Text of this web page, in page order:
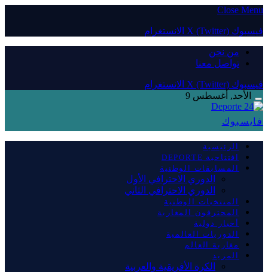
Close Menu
فيسبوك X (Twitter) الانستغرام
من نحن
تواصل معنا
فيسبوك X (Twitter) الانستغرام
الأحد, أغسطس 9
فايسبوك
الرئيسية
افتتاحية DEPORTE
المسابقات الوطنية
الدوري الاحترافي الأول
الدوري الاحترافي الثاني
المنتخبات الوطنية
المحترفون المغاربة
أخبار دولية
الدوريات العالمية
مغاربة العالم
المزيد
الكرة الأفريقية والعربية